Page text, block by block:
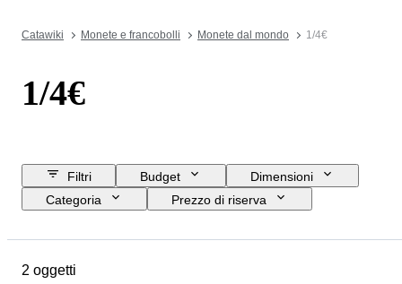
Catawiki Monete e francobolli Monete dal mondo 1/4€
1/4€
Filtri Budget
Dimensioni
Categoria
Prezzo di riserva
Materiale
2 oggetti